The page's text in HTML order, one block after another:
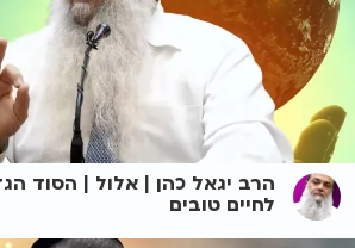
הרב יגאל כהן | אלול | הסוד
לחיים טובים